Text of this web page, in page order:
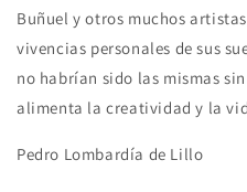
Buñuel y otros muchos
vivencias personales de sus
no habrían sido las mismas
alimenta la creatividad y la
Pedro Lombardía de Lillo